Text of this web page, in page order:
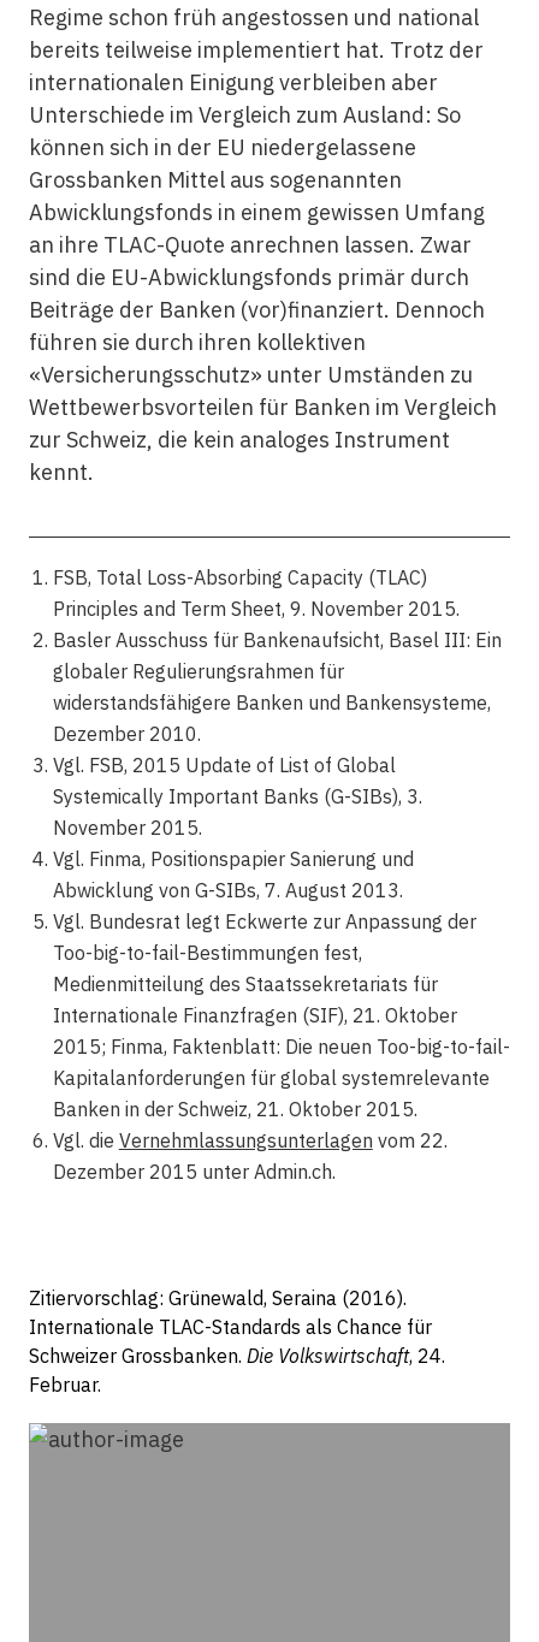
Regime schon früh angestossen und national
bereits teilweise implementiert hat. Trotz der
internationalen Einigung verbleiben aber
Unterschiede im Vergleich zum Ausland: So
können sich in der EU niedergelassene
Grossbanken Mittel aus sogenannten
Abwicklungsfonds in einem gewissen Umfang
an ihre TLAC-Quote anrechnen lassen. Zwar
sind die EU-Abwicklungsfonds primär durch
Beiträge der Banken (vor)finanziert. Dennoch
führen sie durch ihren kollektiven
«Versicherungsschutz» unter Umständen zu
Wettbewerbsvorteilen für Banken im Vergleich
zur Schweiz, die kein analoges Instrument
kennt.
FSB, Total Loss-Absorbing Capacity (TLAC)
Principles and Term Sheet, 9. November 2015.
Basler Ausschuss für Bankenaufsicht, Basel III: Ein
globaler Regulierungsrahmen für
widerstandsfähigere Banken und Bankensysteme,
Dezember 2010.
Vgl. FSB, 2015 Update of List of Global
Systemically Important Banks (G-SIBs), 3.
November 2015.
Vgl. Finma, Positionspapier Sanierung und
Abwicklung von G-SIBs, 7. August 2013.
Vgl. Bundesrat legt Eckwerte zur Anpassung der
Too-big-to-fail-Bestimmungen fest,
Medienmitteilung des Staatssekretariats für
Internationale Finanzfragen (SIF), 21. Oktober
2015; Finma, Faktenblatt: Die neuen Too-big-to-fail-
Kapitalanforderungen für global systemrelevante
Banken in der Schweiz, 21. Oktober 2015.
Vgl. die Vernehmlassungsunterlagen vom 22.
Dezember 2015 unter Admin.ch.
Zitiervorschlag: Grünewald, Seraina (2016).
Internationale TLAC-Standards als Chance für
Schweizer Grossbanken. Die Volkswirtschaft, 24.
Februar.